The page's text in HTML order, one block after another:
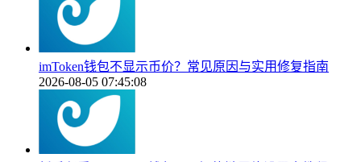
imToken钱包不显示币价？常见原因与实用修复指南
2026-08-05 07:45:08